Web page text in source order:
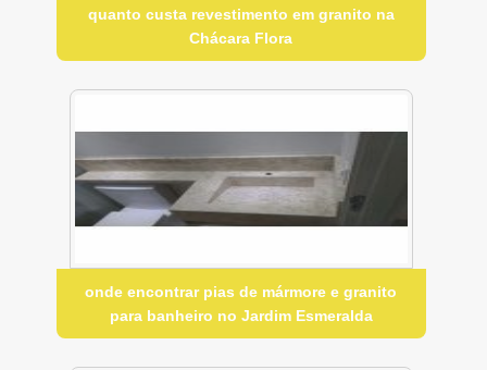
quanto custa revestimento em granito na
Chácara Flora
onde encontrar pias de mármore e granito
para banheiro no Jardim Esmeralda